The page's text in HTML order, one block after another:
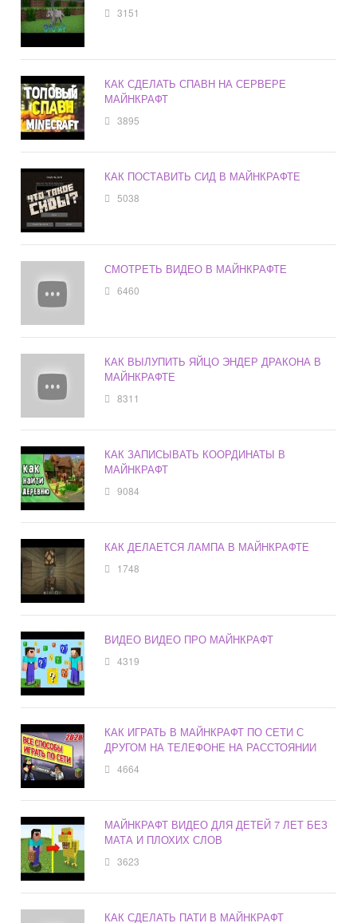
3151
КАК СДЕЛАТЬ СПАВН НА СЕРВЕРЕ
МАЙНКРАФТ
3895
КАК ПОСТАВИТЬ СИД В МАЙНКРАФТЕ
5038
СМОТРЕТЬ ВИДЕО В МАЙНКРАФТЕ
6460
КАК ВЫЛУПИТЬ ЯЙЦО ЭНДЕР ДРАКОНА В
МАЙНКРАФТЕ
8311
КАК ЗАПИСЫВАТЬ КООРДИНАТЫ В
МАЙНКРАФТ
9084
КАК ДЕЛАЕТСЯ ЛАМПА В МАЙНКРАФТЕ
1748
ВИДЕО ВИДЕО ПРО МАЙНКРАФТ
4319
КАК ИГРАТЬ В МАЙНКРАФТ ПО СЕТИ С
ДРУГОМ НА ТЕЛЕФОНЕ НА РАССТОЯНИИ
4664
МАЙНКРАФТ ВИДЕО ДЛЯ ДЕТЕЙ 7 ЛЕТ БЕЗ
МАТА И ПЛОХИХ СЛОВ
3623
КАК СДЕЛАТЬ ПАТИ В МАЙНКРАФТ